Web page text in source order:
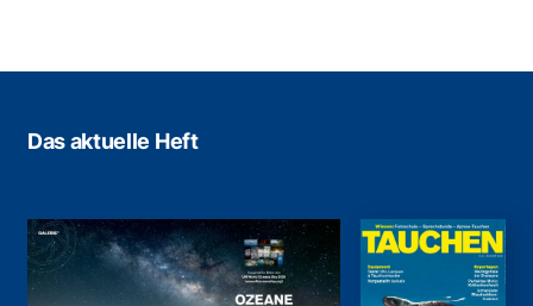
Das aktuelle Heft